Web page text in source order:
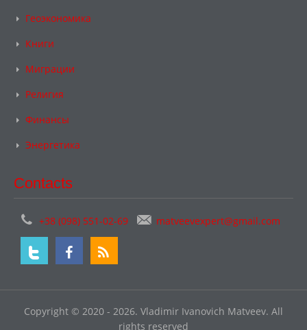
Геоэкономика
Книги
Миграции
Религия
Финансы
Энергетика
Contacts
+38 (098) 551-02-69 matveevexpert@gmail.com
Copyright © 2020 - 2026. Vladimir Ivanovich Matveev. All
rights reserved